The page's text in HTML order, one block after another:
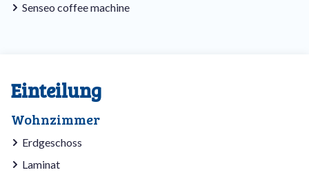
Senseo coffee machine
Einteilung
Wohnzimmer
Erdgeschoss
Laminat